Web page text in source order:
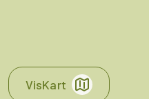
VisKart